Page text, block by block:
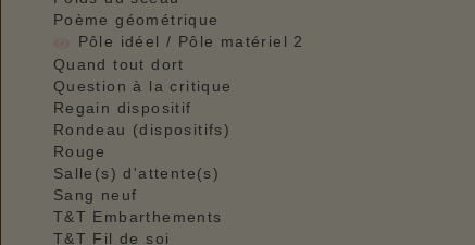
Poème géométrique
Pôle idéel / Pôle matériel 2
Quand tout dort
Question à la critique
Regain dispositif
Rondeau (dispositifs)
Rouge
Salle(s) d'attente(s)
Sang neuf
T&T Embarthements
T&T Fil de soi